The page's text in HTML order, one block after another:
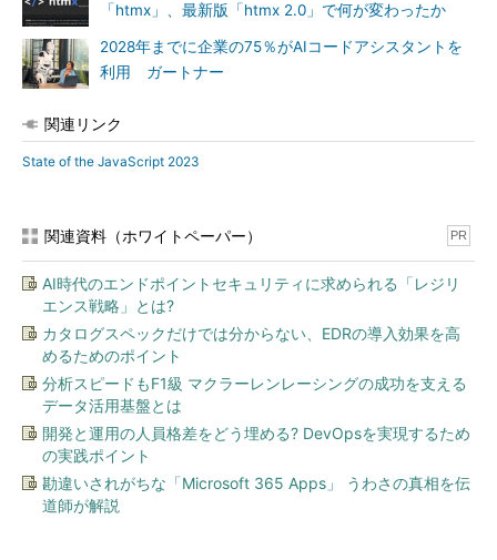
「htmx」、最新版「htmx 2.0」で何が変わったか
2028年までに企業の75％がAIコードアシスタントを
利用 ガートナー
関連リンク
State of the JavaScript 2023
関連資料（ホワイトペーパー） PR
AI時代のエンドポイントセキュリティに求められる「レジリ
エンス戦略」とは?
カタログスペックだけでは分からない、EDRの導入効果を高
めるためのポイント
分析スピードもF1級 マクラーレンレーシングの成功を支える
データ活用基盤とは
開発と運用の人員格差をどう埋める? DevOpsを実現するため
の実践ポイント
勘違いされがちな「Microsoft 365 Apps」 うわさの真相を伝
道師が解説